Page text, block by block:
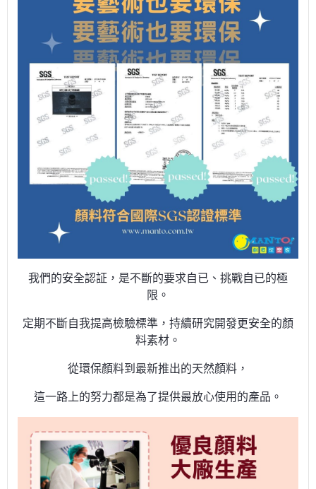
我們的安全認証，是不斷的要求自已、挑戰自已的極
限。
定期不斷自我提高檢驗標準，持續研究開發更安全的顏
料素材。
從環保顏料到最新推出的天然顏料，
這一路上的努力都是為了提供最放心使用的產品。